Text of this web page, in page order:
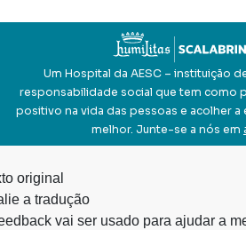
Um Hospital da AESC – instituição
responsabilidade social que tem como
positivo na vida das pessoas e acolher a
melhor. Junte-se a nós em
original
a tradução
vai ser usado para ajudar a